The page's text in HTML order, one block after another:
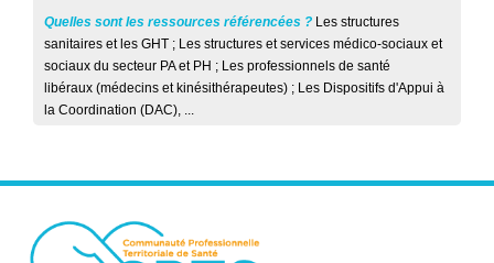
Quelles sont les ressources référencées ? Les structures
sanitaires et les GHT​​ ; Les structures et services médico-sociaux et
sociaux du secteur PA et PH ​​; Les professionnels de santé
libéraux (médecins et kinésithérapeutes) ​; Les Dispositifs d'Appui à
la Coordination (DAC), ...